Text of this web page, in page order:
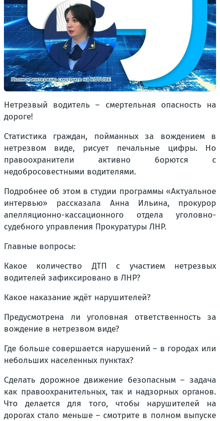
Нетрезвый водитель – смертельная опасность на
дороге!
Статистика граждан, пойманных за вождением в
нетрезвом виде, рисует печальные цифры. Но
правоохранители активно борются с
недобросовестными водителями.
Подробнее об этом в студии программы «Актуальное
интервью» рассказала Анна Ильина, прокурор
апелляционно-кассационного отдела уголовно-
судебного управления Прокуратуры ЛНР.
Главные вопросы:
Какое количество ДТП с участием нетрезвых
водителей зафиксировано в ЛНР?
Какое наказание ждёт нарушителей?
Предусмотрена ли уголовная ответственность за
вождение в нетрезвом виде?
Где больше совершается нарушений – в городах или
небольших населенных пунктах?
Сделать дорожное движение безопасным – задача
как правоохранительных, так и надзорных органов.
Что делается для того, чтобы нарушителей на
дорогах стало меньше – смотрите в полном выпуске